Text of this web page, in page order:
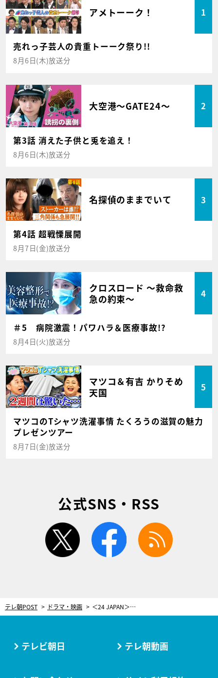
アメトーーク！ 1
売れっ子芸人の貴重トーーク祭り!!
8月6日(木)放送分
大空港～GATE24～ 2
第3話 消えた子供と兎を追え！
8月6日(木)放送分
名探偵のままでいて 3
第4話 超戦慄展開
8月7日(金)放送分
クロスロード ～救命救
急の約束～
4
＃5 病院激震！パワハラ＆医療事故!?
8月4日(火)放送分
マツコ＆有吉 かりそめ
天国
5
マツコのTシャツ洗濯事情 たくろうの滋賀の魅力
プレゼンツアー
8月7日(金)放送分
公式SNS・RSS
twitter facebook
テレ朝POST ドラマ・映画 ＜24 JAPAN＞獅堂現馬（唐沢寿明）を撹乱するキャスト陣発表！片瀬那奈、でんでん…
テレビ朝日 テレ朝動画